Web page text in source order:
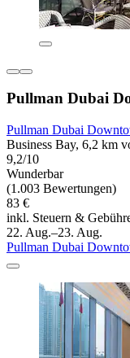
Pullman Dubai
Pullman Dubai
Business Bay, 6,2 km
9,2/10
Wunderbar
(1.003 Bewertungen)
83 €
inkl. Steuern &
22. Aug.–23. Aug.
Pullman Dubai